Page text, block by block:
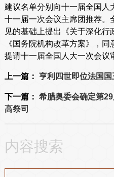
建议名单分别向十一届全国人
十一届一次会议主席团推荐。
见的基础上提出《关于深化
《国务院机构改革方案》，同
提请十一届全国人大一次会议
上一篇： 亨利四世即位法国
下一篇： 希腊奥委会确定第
高祭司
内容搜索